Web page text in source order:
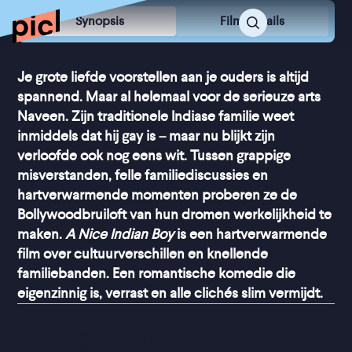
Synopsis Film Details
Je grote liefde voorstellen aan je ouders is altijd
spannend. Maar al helemaal voor de serieuze arts
Naveen. Zijn traditionele Indiase familie weet
inmiddels dat hij gay is – maar nu blijkt zijn
verloofde ook nog eens wit. Tussen grappige
misverstanden, felle familiediscussies en
hartverwarmende momenten proberen ze de
Bollywoodbruiloft van hun dromen werkelijkheid te
maken.A Nice Indian Boyis een hartverwarmende
film over cultuurverschillen en knellende
familiebanden. Een romantische komedie die
eigenzinnig is, verrast en alle clichés slim vermijdt.